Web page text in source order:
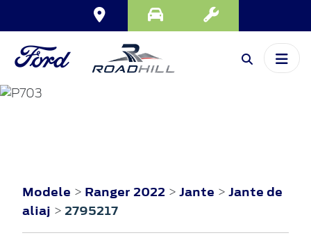
Modele > Ranger 2022 > Jante > Jante de
aliaj > 2795217